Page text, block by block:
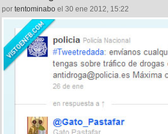
por tentominabo el 30 ene 2012, 15:22